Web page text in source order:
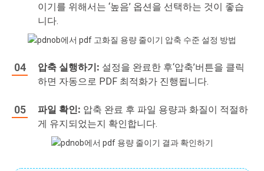
이기를 위해서는 ‘높음’ 옵션을 선택하는 것이 좋습
니다.
압축 실행하기: 설정을 완료한 후‘압축’버튼을 클릭
하면 자동으로 PDF 최적화가 진행됩니다.
파일 확인: 압축 완료 후 파일 용량과 화질이 적절하
게 유지되었는지 확인합니다.